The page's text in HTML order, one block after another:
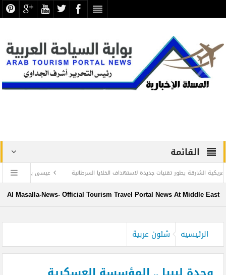
القائمة
يطور تقنيات جديدة لاستهداف الخلايا السرطانية
عيسى يبحث سبل تعزيز التعاون
الذاكرة الوطنية .. بقلم د. عبد الرحيم ريحان
Al Masalla-News- Official Tourism Travel Portal News At Middle East
الرئيسيه شئون عربية